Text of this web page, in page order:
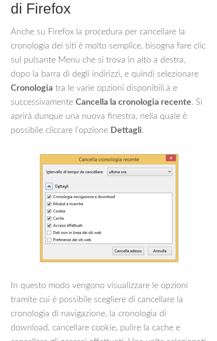
di Firefox
Anche su Firefox la procedura per cancellare la
cronologia dei siti è molto semplice, bisogna fare clic
sul pulsante Menu che si trova in alto a destra,
dopo la barra di degli indirizzi, e quindi selezionare
Cronologia tra le varie opzioni disponibili.à e
successivamenteCancella la cronologia recente. Si
aprirà dunque una nuova finestra, nella quale è
possibile cliccare l’opzione Dettagli.
In questo modo vengono visualizzare le opzioni
tramite cui è possibile scegliere di cancellare la
cronologia di navigazione, la cronologia di
download, cancellare cookie, pulire la cache e